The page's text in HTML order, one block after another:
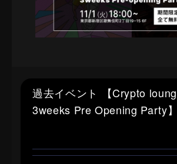
過去イベント 【Crypto
3weeks Pre Opening Party